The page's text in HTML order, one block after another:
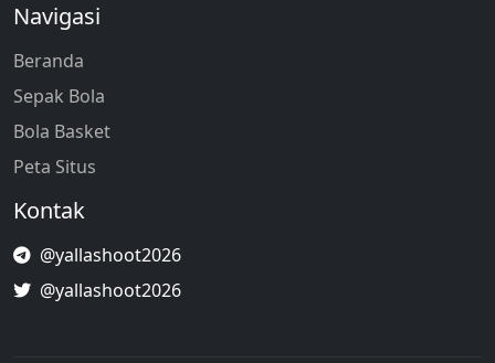
Navigasi
Beranda
Sepak Bola
Bola Basket
Peta Situs
Kontak
@yallashoot2026
@yallashoot2026